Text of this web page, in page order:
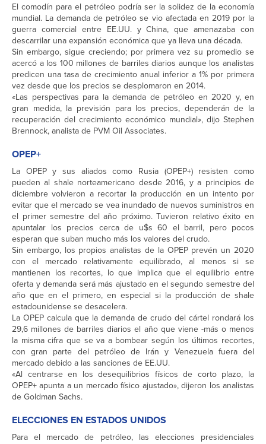
El comodín para el petróleo podría ser la solidez de la economía
mundial. La demanda de petróleo se vio afectada en 2019 por la
guerra comercial entre EE.UU. y China, que amenazaba con
descarrilar una expansión económica que ya lleva una década.
Sin embargo, sigue creciendo; por primera vez su promedio se
acercó a los 100 millones de barriles diarios aunque los analistas
predicen una tasa de crecimiento anual inferior a 1% por primera
vez desde que los precios se desplomaron en 2014.
«Las perspectivas para la demanda de petróleo en 2020 y, en
gran medida, la previsión para los precios, dependerán de la
recuperación del crecimiento económico mundial», dijo Stephen
Brennock, analista de PVM Oil Associates.
OPEP+
La OPEP y sus aliados como Rusia (OPEP+) resisten como
pueden al shale norteamericano desde 2016, y a principios de
diciembre volvieron a recortar la producción en un intento por
evitar que el mercado se vea inundado de nuevos suministros en
el primer semestre del año próximo. Tuvieron relativo éxito en
apuntalar los precios cerca de u$s 60 el barril, pero pocos
esperan que suban mucho más los valores del crudo.
Sin embargo, los propios analistas de la OPEP prevén un 2020
con el mercado relativamente equilibrado, al menos si se
mantienen los recortes, lo que implica que el equilibrio entre
oferta y demanda será más ajustado en el segundo semestre del
año que en el primero, en especial si la producción de shale
estadounidense se desacelera.
La OPEP calcula que la demanda de crudo del cártel rondará los
29,6 millones de barriles diarios el año que viene -más o menos
la misma cifra que se va a bombear según los últimos recortes,
con gran parte del petróleo de Irán y Venezuela fuera del
mercado debido a las sanciones de EE.UU.
«Al centrarse en los desequilibrios físicos de corto plazo, la
OPEP+ apunta a un mercado físico ajustado», dijeron los analistas
de Goldman Sachs.
ELECCIONES EN ESTADOS UNIDOS
Para el mercado de petróleo, las elecciones presidenciales